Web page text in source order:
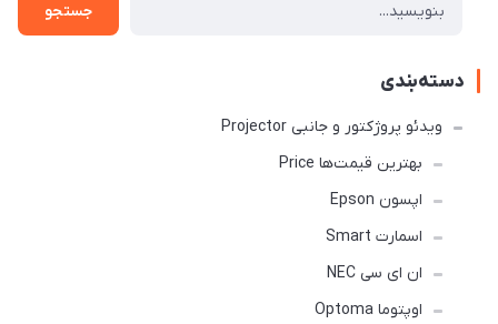
جستجو
دسته‌بندی
ویدئو پروژکتور و جانبی Projector
بهترین قیمت‌ها Price
اپسون Epson
اسمارت Smart
ان ای سی NEC
اوپتوما Optoma